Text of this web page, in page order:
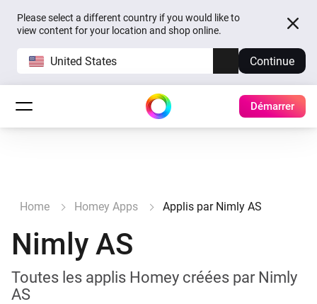
Please select a different country if you would like to
view content for your location and shop online.
United States Continue
Démarrer
Home Homey Apps Applis par Nimly AS
Nimly AS
Toutes les applis Homey créées par Nimly
AS